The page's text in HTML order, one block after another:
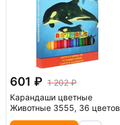
601
1 202
Карандаши цветные
Животные 3555, 36 цветов